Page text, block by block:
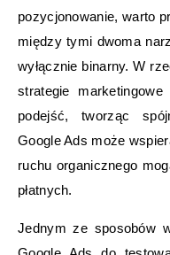
pozycjonowanie, warto
między tymi dwoma
wyłącznie binarny. W
strategie
podejść, tworząc
Google Ads może
ruchu organicznego
płatnych.
Jednym ze sposobów